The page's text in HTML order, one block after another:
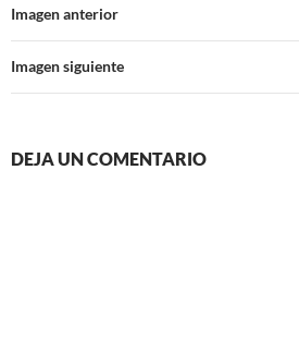
Imagen anterior
Imagen siguiente
DEJA UN COMENTARIO